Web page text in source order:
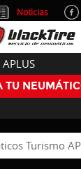
TU
Noticias
Atención al cliente: